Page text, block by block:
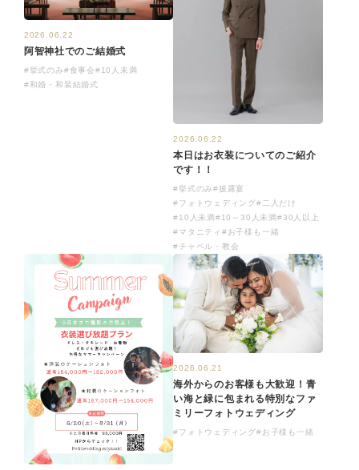
2026.06.22
阿智神社でのご結婚式
#挙式のみ#食事会#10人未満
#和婚・和装結婚式
2026.06.22
本日はお衣装についてのご紹介
です！！
#挙式のみ#披露宴
#フォトウェディング#二人だけ
#10人未満#10～30人未満#30人以上
#マタニティ #お子様も一緒
#チャペル・教会
2026.06.21
海外からのお客様も大歓迎！青
い海と緑に包まれる特別なファ
ミリーフォトウェディング
#フォトウェディング#お子様も一緒